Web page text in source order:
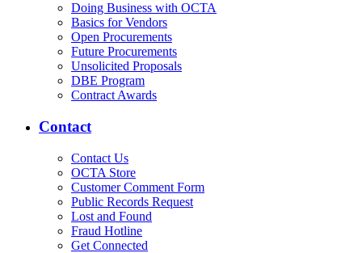
Doing Business with OCTA
Basics for Vendors
Open Procurements
Future Procurements
Unsolicited Proposals
DBE Program
Contract Awards
Contact
Contact Us
OCTA Store
Customer Comment Form
Public Records Request
Lost and Found
Fraud Hotline
Get Connected